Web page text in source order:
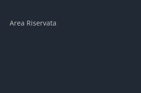
Area Riservata